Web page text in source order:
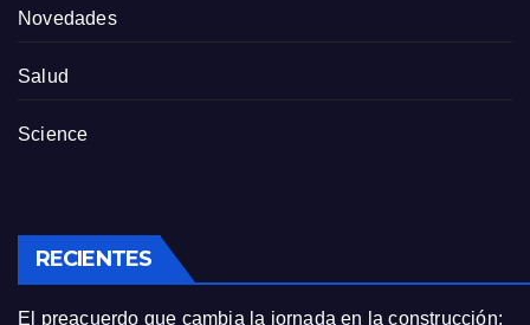
Novedades
Salud
Science
RECIENTES
El preacuerdo que cambia la jornada en la construcción: